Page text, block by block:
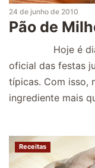
24 de junho de 2010
Pão de
Hoje é dia de
oficial das festas
típicas. Com isso,
ingrediente mais
Receitas